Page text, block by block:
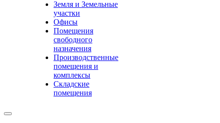
Земля и Земельные
участки
Офисы
Помещения
свободного
назначения
Производственные
помещения и
комплексы
Складские
помещения